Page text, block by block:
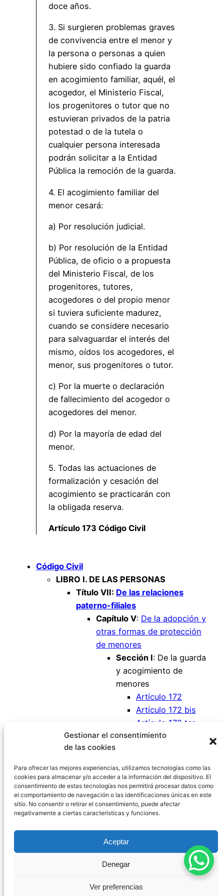
Gestionar el consentimiento
de las cookies
Para ofrecer las mejores experiencias, utilizamos tecnologías como las
cookies para almacenar y/o acceder a la información del dispositivo. El
consentimiento de estas tecnologías nos permitirá procesar datos como
el comportamiento de navegación o las identificaciones únicas en este
sitio. No consentir o retirar el consentimiento, puede afectar
negativamente a ciertas características y funciones.
Aceptar
Denegar
Ver preferencias
doce años.
3. Si surgieren problemas graves
de convivencia entre el menor y
la persona o personas a quien
hubiere sido confiado la guarda
en acogimiento familiar, aquél, el
acogedor, el Ministerio Fiscal,
los progenitores o tutor que no
estuvieran privados de la patria
potestad o de la tutela o
cualquier persona interesada
podrán solicitar a la Entidad
Pública la remoción de la guarda.
4. El acogimiento familiar del
menor cesará:
a) Por resolución judicial.
b) Por resolución de la Entidad
Pública, de oficio o a propuesta
del Ministerio Fiscal, de los
progenitores, tutores,
acogedores o del propio menor
si tuviera suficiente madurez,
cuando se considere necesario
para salvaguardar el interés del
mismo, oídos los acogedores, el
menor, sus progenitores o tutor.
c) Por la muerte o declaración
de fallecimiento del acogedor o
acogedores del menor.
d) Por la mayoría de edad del
menor.
5. Todas las actuaciones de
formalización y cesación del
acogimiento se practicarán con
la obligada reserva.
Artículo 173 Código Civil
Código Civil
LIBRO I. DE LAS PERSONAS
Título VII: De las relaciones
paterno-filiales
Capítulo V: De la adopción y
otras formas de protección
de menores
Sección I: De la guarda
y acogimiento de
menores
Artículo 172
Artículo 172 bis
Artículo 172 ter
Artículo 173
Política de Privacidad
Política de
Contacto